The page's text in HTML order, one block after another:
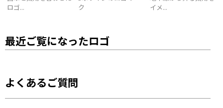
ロゴ...
ク
イメ...
最近ご覧になったロゴ
よくあるご質問